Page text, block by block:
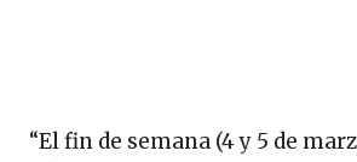
“El fin de semana (4 y 5 de